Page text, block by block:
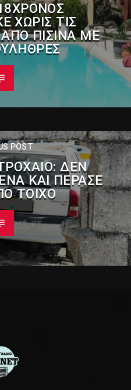
ΧΩΡΊΣ ΤΙΣ
ΠΙΣΊΝΑ ΜΕ
POST
ΔΕΝ
ΚΑΙ ΠΈΡΑΣΕ
ΤΟΊΧΟ